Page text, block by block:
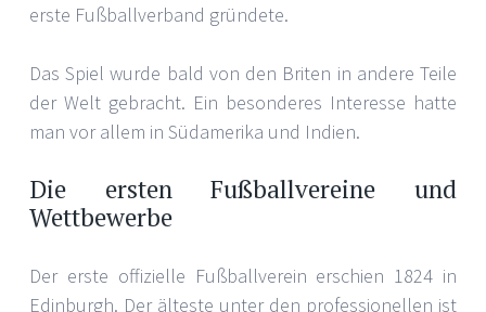
erste Fußballverband gründete.
Das Spiel wurde bald von den Briten in andere Teile
der Welt gebracht. Ein besonderes Interesse hatte
man vor allem in Südamerika und Indien.
Die ersten Fußballvereine und
Wettbewerbe
Der erste offizielle Fußballverein erschien 1824 in
Edinburgh. Der älteste unter den professionellen ist